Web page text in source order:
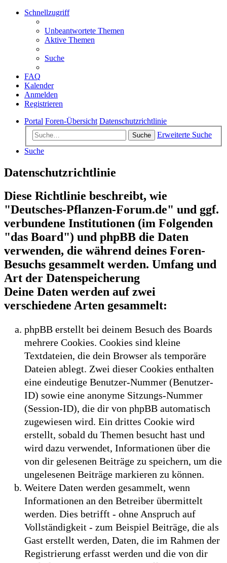
Schnellzugriff
Unbeantwortete Themen
Aktive Themen
Suche
FAQ
Kalender
Anmelden
Registrieren
Portal Foren-Übersicht Datenschutzrichtlinie
Suche
Erweiterte Suche
Suche
Datenschutzrichtlinie
Diese Richtlinie beschreibt, wie
"Deutsches-Pflanzen-Forum.de" und ggf.
verbundene Institutionen (im Folgenden
"das Board") und phpBB die Daten
verwenden, die während deines Foren-
Besuchs gesammelt werden. Umfang und
Art der Datenspeicherung
Deine Daten werden auf zwei
verschiedene Arten gesammelt:
phpBB erstellt bei deinem Besuch des Boards
mehrere Cookies. Cookies sind kleine
Textdateien, die dein Browser als temporäre
Dateien ablegt. Zwei dieser Cookies enthalten
eine eindeutige Benutzer-Nummer (Benutzer-
ID) sowie eine anonyme Sitzungs-Nummer
(Session-ID), die dir von phpBB automatisch
zugewiesen wird. Ein drittes Cookie wird
erstellt, sobald du Themen besucht hast und
wird dazu verwendet, Informationen über die
von dir gelesenen Beiträge zu speichern, um die
ungelesenen Beiträge markieren zu können.
Weitere Daten werden gesammelt, wenn
Informationen an den Betreiber übermittelt
werden. Dies betrifft - ohne Anspruch auf
Vollständigkeit - zum Beispiel Beiträge, die als
Gast erstellt werden, Daten, die im Rahmen der
Registrierung erfasst werden und die von dir